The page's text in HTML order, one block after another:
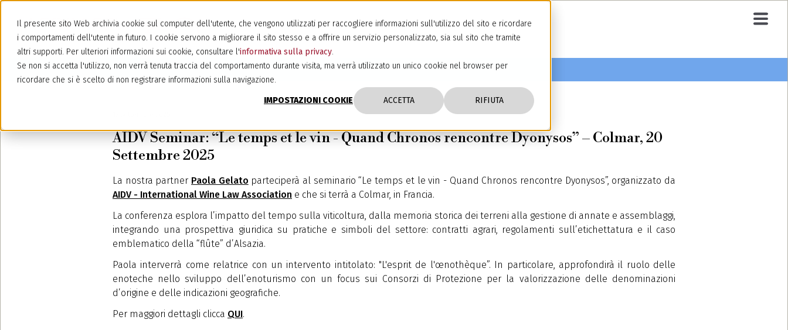
Il presente sito Web archivia cookie sul computer dell'utente, che vengono utilizzati per raccogliere informazioni sull'utilizzo del sito e ricordare
i comportamenti dell'utente in futuro. I cookie servono a migliorare il sito stesso e a offrire un servizio personalizzato, sia sul sito che tramite
altri supporti. Per ulteriori informazioni sui cookie, consultare l'informativa sulla privacy.
Se non si accetta l'utilizzo, non verrà tenuta traccia del comportamento durante visita, ma verrà utilizzato un unico cookie nel browser per
ricordare che si è scelto di non registrare informazioni sulla navigazione.
IMPOSTAZIONI COOKIE ACCETTA RIFIUTA
AIDV Seminar: “Le temps et le vin - Quand Chronos rencontre Dyonysos” – Colmar, 20
Settembre 2025
La nostra partner Paola Gelato parteciperà al seminario “Le temps et le vin - Quand Chronos rencontre Dyonysos”, organizzato da
AIDV - International Wine Law Association e che si terrà a Colmar, in Francia.
La conferenza esplora l’impatto del tempo sulla viticoltura, dalla memoria storica dei terreni alla gestione di annate e assemblaggi,
integrando una prospettiva giuridica su pratiche e simboli del settore: contratti agrari, regolamenti sull’etichettatura e il caso
emblematico della “flûte” d’Alsazia.
Paola interverrà come relatrice con un intervento intitolato: "L'esprit de l'œnothèque”. In particolare, approfondirà il ruolo delle
enoteche nello sviluppo dell’enoturismo con un focus sui Consorzi di Protezione per la valorizzazione delle denominazioni
d’origine e delle indicazioni geografiche.
Per maggiori dettagli clicca QUI.